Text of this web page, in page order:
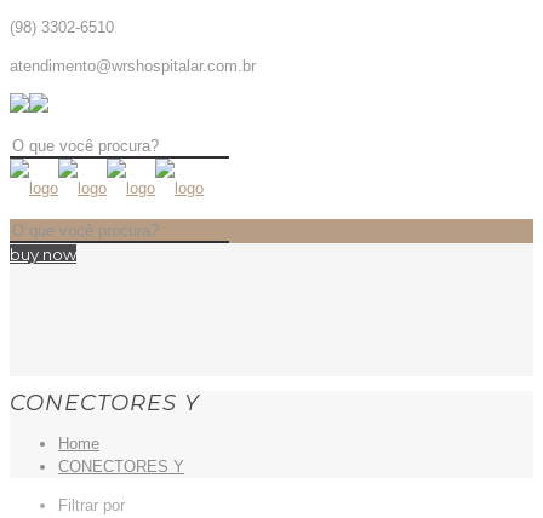
(98) 3302-6510
atendimento@wrshospitalar.com.br
buy now
CONECTORES Y
Home
CONECTORES Y
Filtrar por